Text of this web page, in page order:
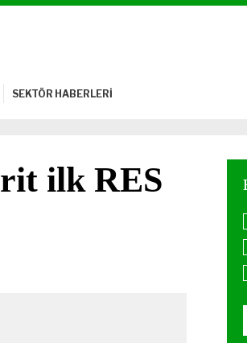
SEKTÖR HABERLERİ
ilk RES